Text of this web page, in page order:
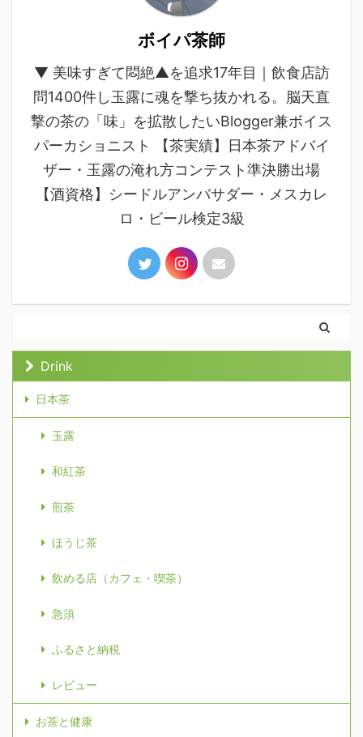
ボイパ茶師
▼ 美味すぎて悶絶▲を追求17年目｜飲食店訪
問1400件し玉露に魂を撃ち抜かれる。脳天直
撃の茶の「味」を拡散したいBlogger兼ボイス
パーカショニスト 【茶実績】日本茶アドバイ
ザー・玉露の淹れ方コンテスト準決勝出場
【酒資格】シードルアンバサダー・メスカレ
ロ・ビール検定3級
Drink
日本茶
玉露
和紅茶
煎茶
ほうじ茶
飲める店（カフェ・喫茶）
急須
ふるさと納税
レビュー
お茶と健康